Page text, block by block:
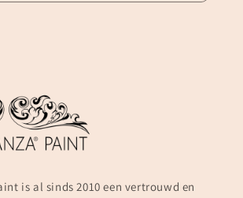
is al sinds 2010 een vertrouwd en